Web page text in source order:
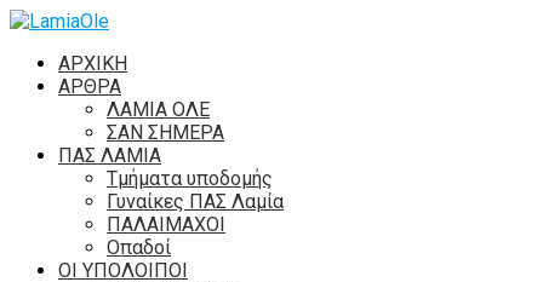
ΑΡΧΙΚΗ
ΑΡΘΡΑ
ΛΑΜΙΑ ΟΛΕ
ΣΑΝ ΣΗΜΕΡΑ
ΠΑΣ ΛΑΜΙΑ
Τμήματα υποδομής
Γυναίκες ΠΑΣ Λαμία
ΠΑΛΑΙΜΑΧΟΙ
Οπαδοί
ΟΙ ΥΠΟΛΟΙΠΟΙ